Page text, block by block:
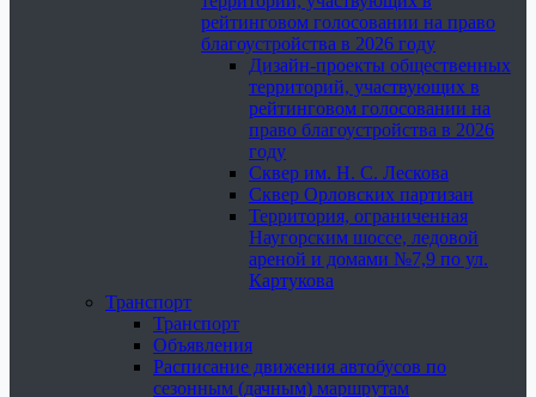
рейтинговом голосовании на право
благоустройства в 2026 году
Дизайн-проекты общественных
территорий, участвующих в
рейтинговом голосовании на
право благоустройства в 2026
году
Сквер им. Н. С. Лескова
Сквер Орловских партизан
Территория, ограниченная
Наугорским шоссе, ледовой
ареной и домами №7,9 по ул.
Картукова
Транспорт
Транспорт
Объявления
Расписание движения автобусов по
сезонным (дачным) маршрутам